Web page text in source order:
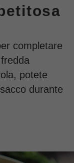
completare
potete
durante